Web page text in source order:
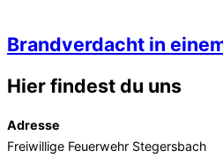
Brandverdacht in
Hier findest du uns
Adresse
Freiwillige Feuerwehr Stegersbach